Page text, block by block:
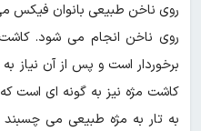
روی ناخن طبیعی بانوان فیکس
روی ناخن انجام می شود.
برخوردار است و پس از آن نیاز
کاشت مژه نیز به گونه ای است
به تار به مژه طبیعی می